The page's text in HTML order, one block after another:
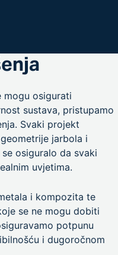
mogu osigurati
sustava, pristupamo
Svaki projekt
jarbola i
osiguralo da svaki
uvjetima.
i kompozita te
se ne mogu dobiti
potpunu
i dugoročnom